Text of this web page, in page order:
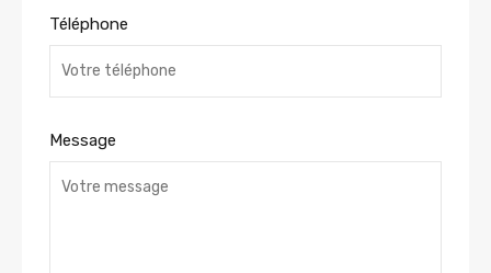
Téléphone
Message